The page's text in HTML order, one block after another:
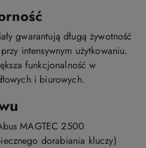
gwarantują długą żywotność
intensywnym użytkowaniu.
funkcjonalność w
i biurowych.
MAGTEC 2500
dorabiania kluczy)